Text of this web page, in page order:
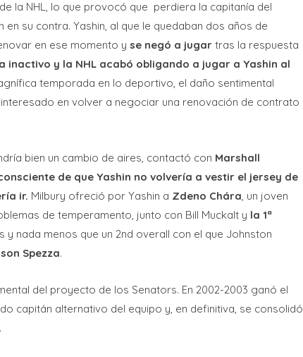
la NHL, lo que provocó que perdiera la capitanía del
su contra. Yashin, al que le quedaban dos años de
en ese momento y se negó a jugar tras la respuesta
inactivo y la NHL acabó obligando a jugar a Yashin al
temporada en lo deportivo, el daño sentimental
en volver a negociar una renovación de contrato
bien un cambio de aires, contactó con Marshall
de que Yashin no volvería a vestir el jersey de
ir. Milbury ofreció por Yashin a Zdeno Chára, un joven
de temperamento, junto con Bill Muckalt y la 1ª
y nada menos que un 2nd overall con el que Johnston
Spezza.
del proyecto de los Senators. En 2002-2003 ganó el
capitán alternativo del equipo y, en definitiva, se consolidó